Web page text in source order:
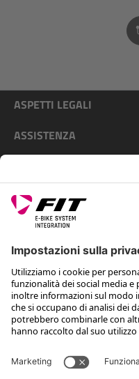
ASPETTI LEGALI
ASSISTENZA
*Prezzo al dettaglio consigliato